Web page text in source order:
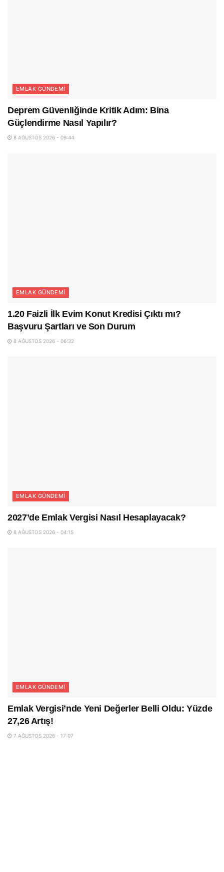
EMLAK GÜNDEMI
Deprem Güvenliğinde Kritik Adım: Bina
Güçlendirme Nasıl Yapılır?
8 AĞUSTOS 2026 - 09:44
EMLAK GÜNDEMI
1.20 Faizli İlk Evim Konut Kredisi Çıktı mı?
Başvuru Şartları ve Son Durum
8 AĞUSTOS 2026 - 06:32
EMLAK GÜNDEMI
2027’de Emlak Vergisi Nasıl Hesaplayacak?
8 AĞUSTOS 2026 - 04:15
EMLAK GÜNDEMI
Emlak Vergisi’nde Yeni Değerler Belli Oldu: Yüzde
27,26 Artış!
7 AĞUSTOS 2026 - 17:07